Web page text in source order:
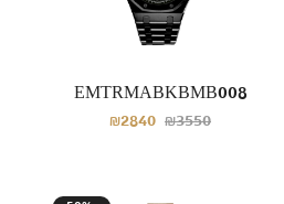
EMTRMABKBMB008
₪2840 ₪3550